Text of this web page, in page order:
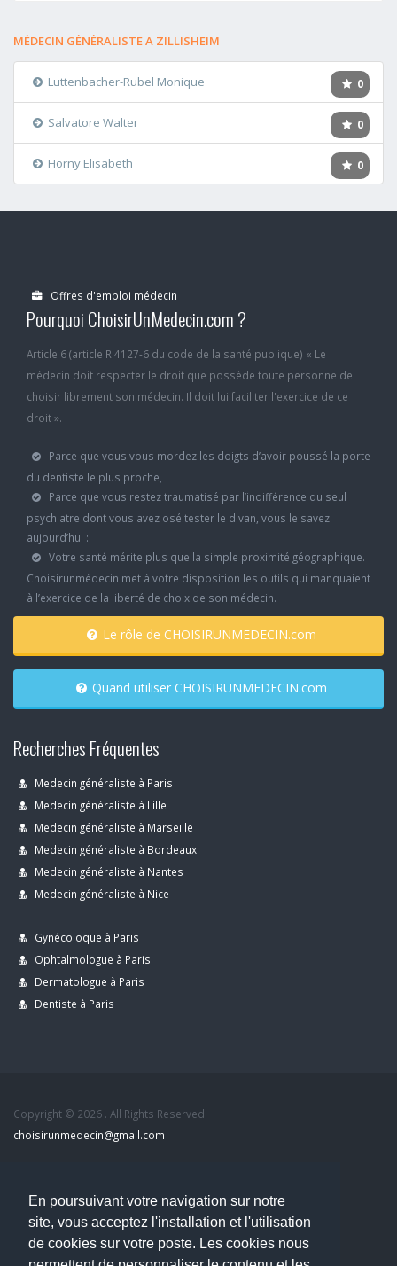
En poursuivant votre navigation sur notre
site, vous acceptez l'installation et l'utilisation
de cookies sur votre poste. Les cookies nous
MÉDECIN GÉNÉRALISTE A ZILLISHEIM
0
Luttenbacher-Rubel Monique
0
Salvatore Walter
0
Horny Elisabeth
Offres d'emploi médecin
Pourquoi ChoisirUnMedecin.com ?
Article 6 (article R.4127-6 du code de la santé publique) « Le
médecin doit respecter le droit que possède toute personne de
choisir librement son médecin. Il doit lui faciliter l'exercice de ce
droit ».
Parce que vous vous mordez les doigts d’avoir poussé la porte
du dentiste le plus proche,
Parce que vous restez traumatisé par l’indifférence du seul
psychiatre dont vous avez osé tester le divan, vous le savez
aujourd’hui :
Votre santé mérite plus que la simple proximité géographique.
Choisirunmédecin met à votre disposition les outils qui manquaient
à l’exercice de la liberté de choix de son médecin.
Le rôle de CHOISIRUNMEDECIN.com
Quand utiliser CHOISIRUNMEDECIN.com
Recherches Fréquentes
Medecin généraliste à Paris
Medecin généraliste à Lille
Medecin généraliste à Marseille
Medecin généraliste à Bordeaux
Medecin généraliste à Nantes
Medecin généraliste à Nice
Gynécoloque à Paris
Ophtalmologue à Paris
Dermatologue à Paris
Dentiste à Paris
Copyright © 2026 . All Rights Reserved.
choisirunmedecin@gmail.com
Accueil
Blog